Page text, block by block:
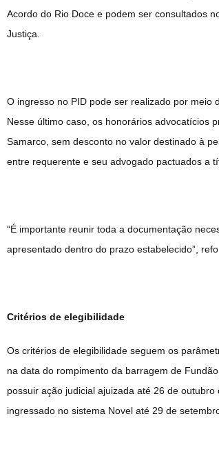
Acordo do Rio Doce e podem ser consultados
Justiça.
O ingresso no PID pode ser realizado por meio
Nesse último caso, os honorários advocatícios
Samarco, sem desconto no valor destinado à
entre requerente e seu advogado pactuados a
“É importante reunir toda a documentação
apresentado dentro do prazo estabelecido”,
Critérios de elegibilidade
Os critérios de elegibilidade seguem os
na data do rompimento da barragem de
possuir ação judicial ajuizada até 26 de
ingressado no sistema Novel até 29 de